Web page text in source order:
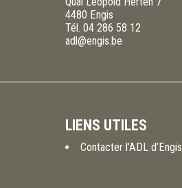
4480 Engis
Tél. 04 286 58 12
adl@engis.be
LIENS UTILES
Contacter l’ADL d’Engis